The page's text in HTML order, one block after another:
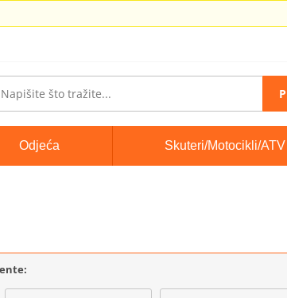
Odjeća Skuteri/Motocikli/ATV